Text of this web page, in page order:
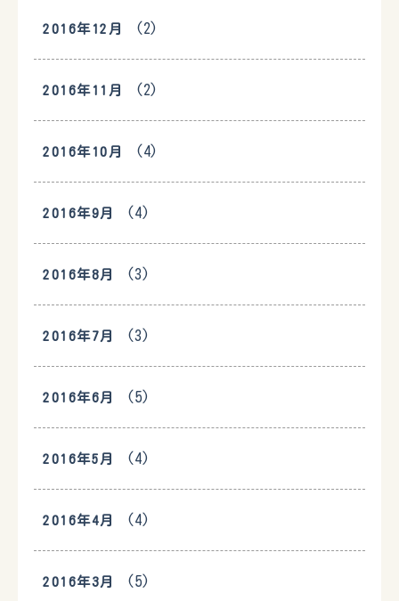
2016年12月 (2)
2016年11月 (2)
2016年10月 (4)
2016年9月 (4)
2016年8月 (3)
2016年7月 (3)
2016年6月 (5)
2016年5月 (4)
2016年4月 (4)
2016年3月 (5)